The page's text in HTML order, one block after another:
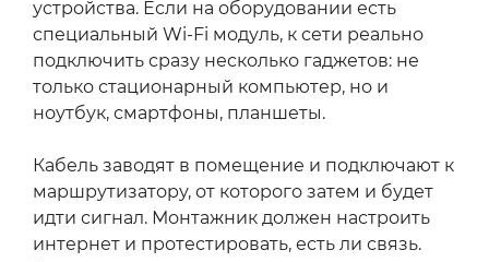
устройства. Если на оборудовании есть
специальный Wi‑Fi модуль, к сети реально
подключить сразу несколько гаджетов: не
только стационарный компьютер, но и
ноутбук, смартфоны, планшеты.
Кабель заводят в помещение и подключают к
маршрутизатору, от которого затем и будет
идти сигнал. Монтажник должен настроить
интернет и протестировать, есть ли связь.